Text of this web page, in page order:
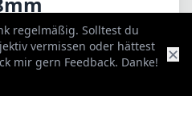
regelmäßig. Solltest du
vermissen oder hättest
mir gern Feedback. Danke!
✕